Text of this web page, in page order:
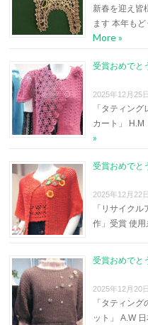
新春を迎え皆
ます 本年も
More »
受賞おめでと
2025年12月25日
「タティン
カート」
»
受賞おめでと
2025年12月22日
「リサイク
作」受賞 使
受賞おめでと
2025年12月20日
「タティン
ット」 A.W